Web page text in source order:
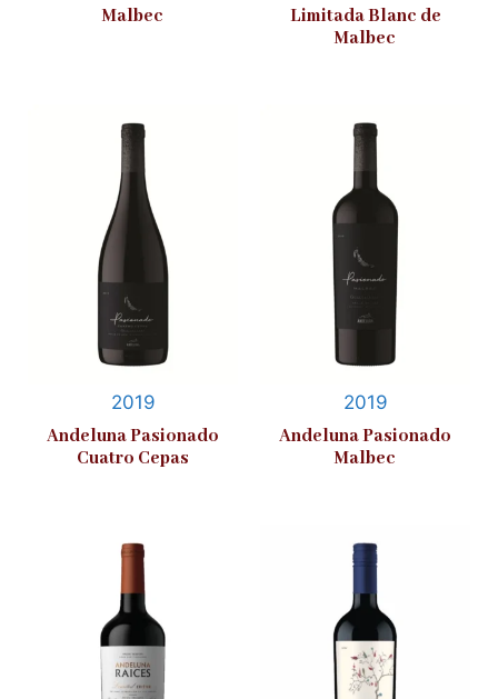
Malbec
Limitada Blanc de
Malbec
2019
Andeluna Pasionado
Cuatro Cepas
2019
Andeluna Pasionado
Malbec